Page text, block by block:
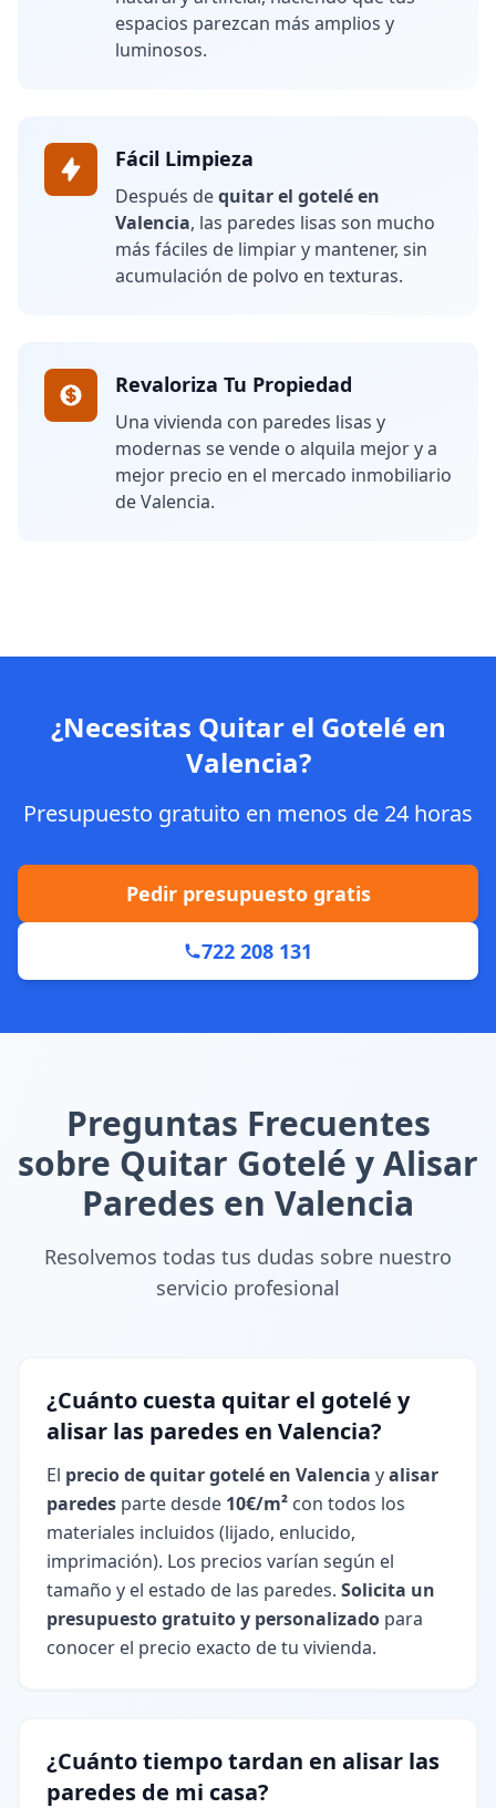
espacios parezcan más amplios y
luminosos.
Fácil Limpieza
Después dequitar el gotelé en
Valencia, las paredes lisas son mucho
más fáciles de limpiar y mantener, sin
acumulación de polvo en texturas.
Revaloriza Tu Propiedad
Una vivienda con paredes lisas y
modernas se vende o alquila mejor y a
mejor precio en el mercado inmobiliario
de Valencia.
¿Necesitas Quitar el Gotelé en
Valencia?
Presupuesto gratuito en menos de 24 horas
Pedir presupuesto gratis
722 208 131
Preguntas Frecuentes
sobre Quitar Gotelé y Alisar
Paredes en Valencia
Resolvemos todas tus dudas sobre nuestro
servicio profesional
¿Cuánto cuesta quitar el gotelé y
alisar las paredes en Valencia?
El precio de quitar gotelé en Valencia yalisar
paredes parte desde 10€/m² con todos los
materiales incluidos (lijado, enlucido,
imprimación). Los precios varían según el
tamaño y el estado de las paredes. Solicita un
presupuesto gratuito y personalizado para
conocer el precio exacto de tu vivienda.
¿Cuánto tiempo tardan en alisar las
paredes de mi casa?